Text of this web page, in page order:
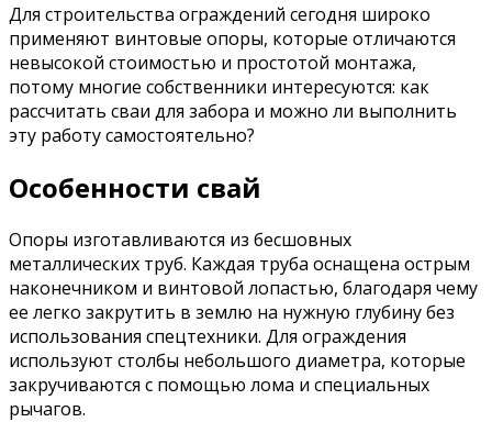
Для строительства ограждений сегодня широко
применяют винтовые опоры, которые отличаются
невысокой стоимостью и простотой монтажа,
потому многие собственники интересуются: как
рассчитать сваи для забора и можно ли выполнить
эту работу самостоятельно?
Особенности свай
Опоры изготавливаются из бесшовных
металлических труб. Каждая труба оснащена острым
наконечником и винтовой лопастью, благодаря чему
ее легко закрутить в землю на нужную глубину без
использования спецтехники. Для ограждения
используют столбы небольшого диаметра, которые
закручиваются с помощью лома и специальных
рычагов.